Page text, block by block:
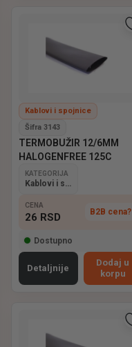
Kablovi i spojnice
Šifra 3143
TERMOBUŽIR 12/6MM
HALOGENFREE 125C
KATEGORIJA
Kablovi i spojnice
CENA
26 RSD B2B cena?
Dostupno
Detaljnije
Dodaj u
korpu